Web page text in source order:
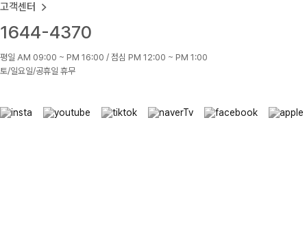
고객센터
1644-4370
평일 AM 09:00 ~ PM 16:00 / 점심 PM 12:00 ~ PM 1:00
토/일요일/공휴일 휴무